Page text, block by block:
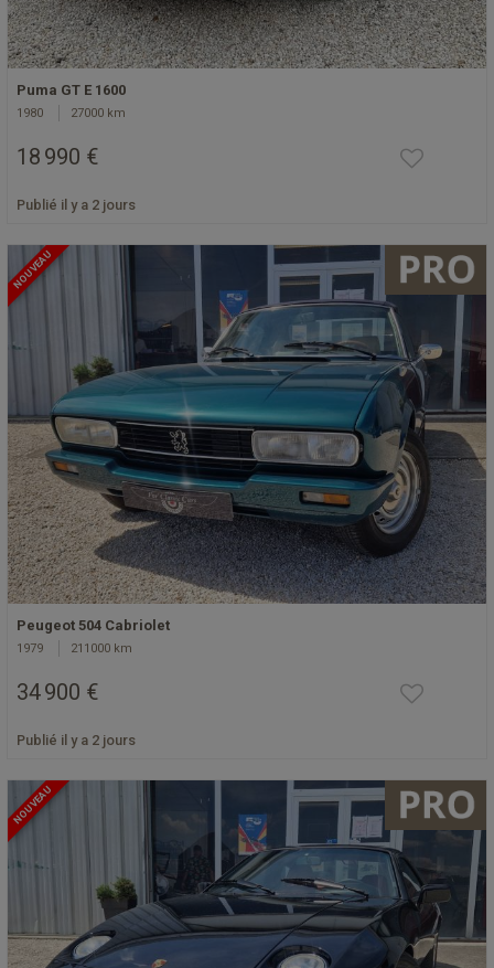
Puma GT E 1600
1980 27000 km
18 990 €
Publié il y a 2 jours
NOUVEAU
Peugeot 504 Cabriolet
1979 211000 km
34 900 €
Publié il y a 2 jours
NOUVEAU